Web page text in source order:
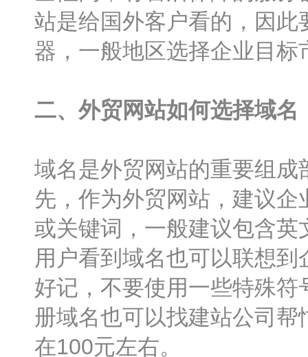
站是给国外客户看的，因
器，一般地区选择企业目
二、外贸网站如何选择域名
域名是外贸网站的重要组
先，作为外贸网站，建议
或关键词，一般建议包含
用户看到域名也可以联想
好记，不要使用一些特殊
册域名也可以找建站公司
在100元左右。